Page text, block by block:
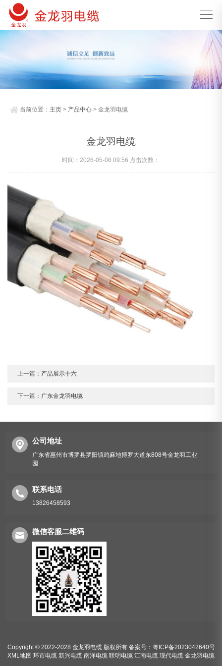
当前位置： 主页 > 产品中心 > 金龙羽电缆
金龙羽电缆
时间：2026-05-08 09:56 点击次数：
上一篇： 产品展示十六
下一篇： 广东金龙羽电缆
公司地址
广东省惠州市博罗县罗阳镇鸡麻地博罗大道东808号金龙羽工业
园
联系电话
13826458593
微信客服二维码
Copyright © 2022-2028 金龙羽电缆 版权所有 备案号：粤ICP备2023042640号
XML地图 环市电缆 新兴电缆 南洋电缆 联明电缆 江南电缆 现代电缆 金龙羽电缆